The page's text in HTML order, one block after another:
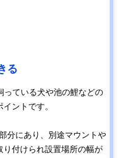
る
っている犬や池の鯉などの
ントです。
分にあり、別途マウントや
付けられ設置場所の幅が